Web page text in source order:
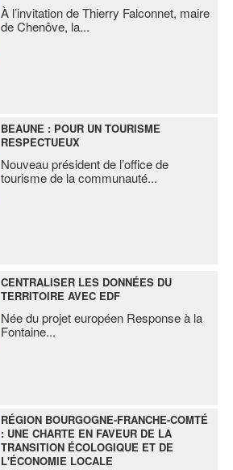
À l’invitation de Thierry Falconnet, maire
de Chenôve, la...
BEAUNE : POUR UN TOURISME
RESPECTUEUX
Nouveau président de l’office de
tourisme de la communauté...
CENTRALISER LES DONNÉES DU
TERRITOIRE AVEC EDF
Née du projet européen Response à la
Fontaine...
RÉGION BOURGOGNE-FRANCHE-COMTÉ
: UNE CHARTE EN FAVEUR DE LA
TRANSITION ÉCOLOGIQUE ET DE
L'ÉCONOMIE LOCALE